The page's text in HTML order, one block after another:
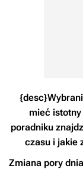
mieć istotny
poradniku
czasu i jakie
Zmiana pory dnia